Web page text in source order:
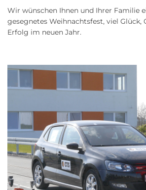
Wir wünschen Ihnen und Ihrer Familie
gesegnetes Weihnachtsfest, viel Glück,
Erfolg im neuen Jahr.